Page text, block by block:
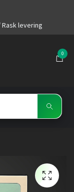
levering
0